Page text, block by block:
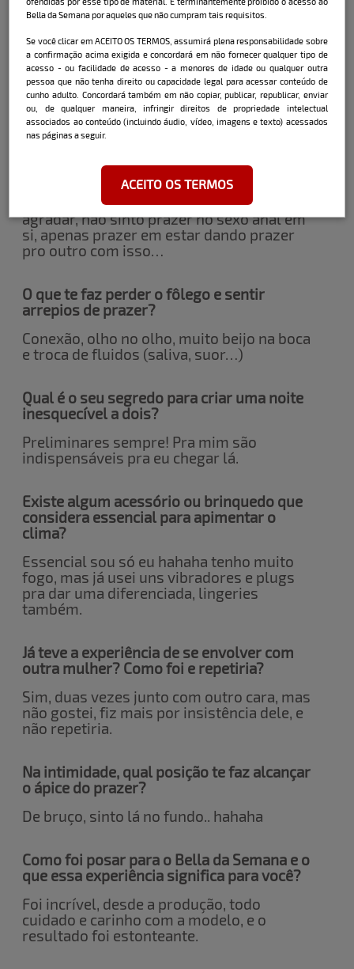
Se sim, pode compartilhar algum detalhe
picante?
Sim, um atleta, nenhum detalhe, a
performance dele foi a pior que já vi, e a
peça era pequena, mesmo os vídeos
viralizados nele no esporte mostrando o
contrário haha
experimentou ou tem curiosidade?
Já experimentei mas faço apenas pra
agradar, não sinto prazer no sexo anal em
si, apenas prazer em estar dando prazer
pro outro com isso…
O que te faz perder o fôlego e sentir
arrepios de prazer?
Conexão, olho no olho, muito beijo na boca
e troca de fluidos (saliva, suor…)
Qual é o seu segredo para criar uma noite
inesquecível a dois?
Preliminares sempre! Pra mim são
indispensáveis pra eu chegar lá.
Existe algum acessório ou brinquedo que
considera essencial para apimentar o
clima?
Essencial sou só eu hahaha tenho muito
fogo, mas já usei uns vibradores e plugs
pra dar uma diferenciada, lingeries
também.
Já teve a experiência de se envolver com
outra mulher? Como foi e repetiria?
Sim, duas vezes junto com outro cara, mas
não gostei, fiz mais por insistência dele, e
não repetiria.
Na intimidade, qual posição te faz alcançar
o ápice do prazer?
De bruço, sinto lá no fundo.. hahaha
Como foi posar para o Bella da Semana e o
que essa experiência significa para você?
Foi incrível, desde a produção, todo
cuidado e carinho com a modelo, e o
resultado foi estonteante.
Bella da Semana por aqueles que não cumpram tais requisitos.
Se você clicar em ACEITO OS TERMOS, assumirá plena responsabilidade sobre
a confirmação acima exigida e concordará em não fornecer qualquer tipo de
acesso - ou facilidade de acesso - a menores de idade ou qualquer outra
pessoa que não tenha direito ou capacidade legal para acessar conteúdo de
cunho adulto. Concordará também em não copiar, publicar, republicar, enviar
ou, de qualquer maneira, infringir direitos de propriedade intelectual
associados ao conteúdo (incluindo áudio, vídeo, imagens e texto) acessados
nas páginas a seguir.
ACEITO OS TERMOS